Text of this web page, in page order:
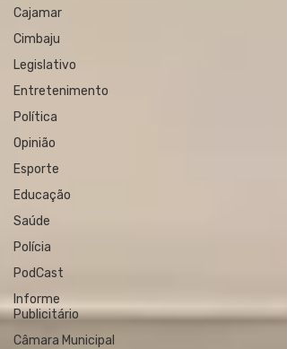
Cajamar
Cimbaju
Legislativo
Entretenimento
Política
Opinião
Esporte
Educação
Saúde
Polícia
PodCast
Informe
Publicitário
Câmara Municipal